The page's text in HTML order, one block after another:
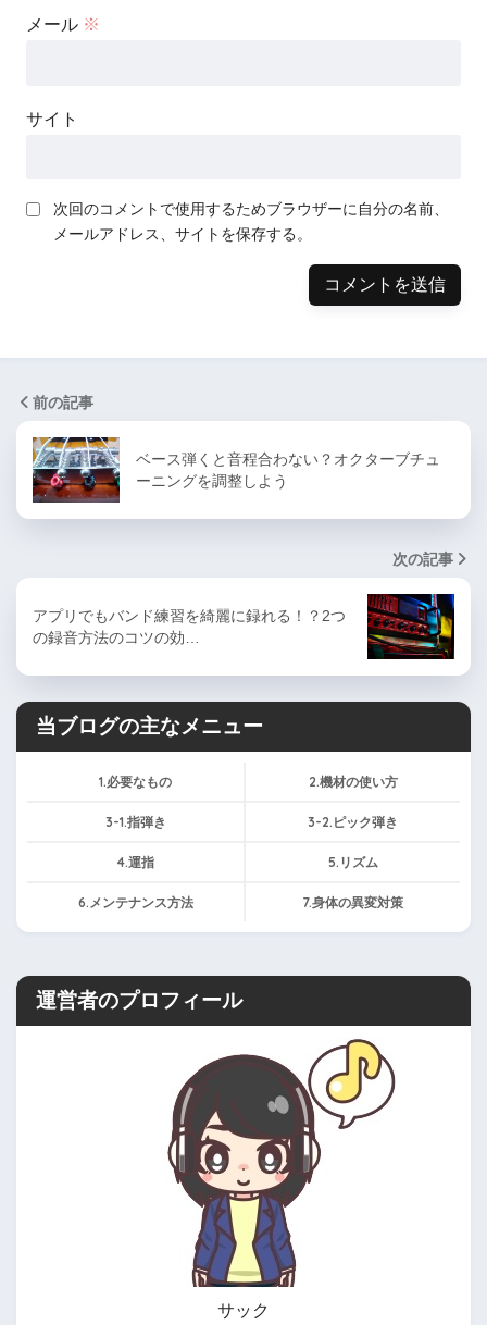
メール ※
サイト
次回のコメントで使用するためブラウザーに自分の名前、
メールアドレス、サイトを保存する。
前の記事
ベース弾くと音程合わない？オクターブチュ
ーニングを調整しよう
次の記事
アプリでもバンド練習を綺麗に録れる！？2つ
の録音方法のコツの効…
当ブログの主なメニュー
1.必要なもの 2.機材の使い方
3-1.指弾き 3-2.ピック弾き
4.運指 5.リズム
6.メンテナンス方法 7.身体の異変対策
運営者のプロフィール
サック